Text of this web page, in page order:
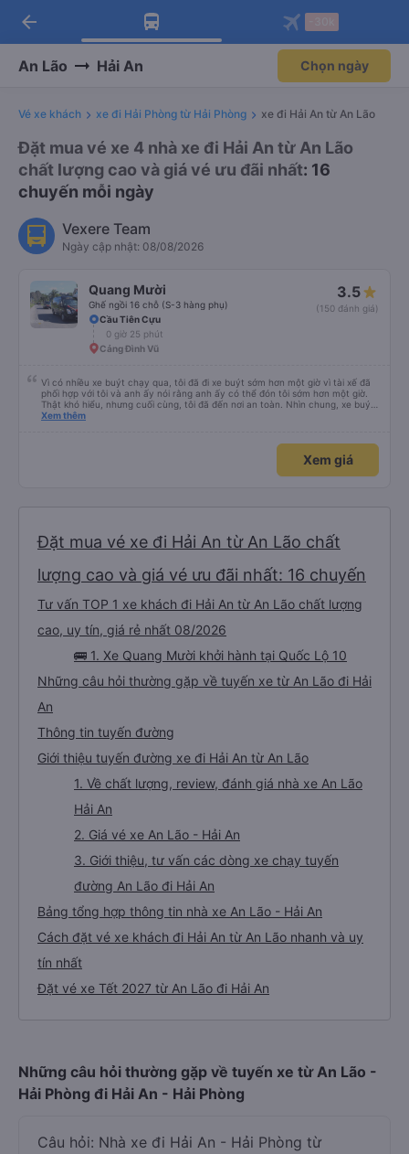
Tải app Vexere ngay!
Nhận ưu đãi thành viên độc
Mở app
Tải app Vexere
-30k/ghế khi đặt vé máy bay qua
Mở app
arrow_back
An Lão Hải An Chọn ngày
Vé xe khách xe đi Hải Phòng từ Hải Phòng xe đi Hải An từ An Lão
Đặt mua vé xe 4 nhà xe đi Hải An từ An Lão
chất lượng cao và giá vé ưu đãi nhất: 16
chuyến mỗi ngày
Vexere Team
Ngày cập nhật: 08/08/2026
Quang Mười
Ghế ngồi 16 chỗ (S-3 hàng phụ)
3.5
(150 đánh giá)
Cầu Tiên Cựu
0 giờ 25 phút
Cảng Đình Vũ
Vì có nhiều xe buýt chạy qua, tôi đã đi xe buýt sớm hơn một giờ vì tài xế đã
phối hợp với tôi và anh ấy nói rằng anh ấy có thể đón tôi sớm hơn một giờ.
Thật khó hiểu, nhưng cuối cùng, tôi đã đến nơi an toàn. Nhìn chung, xe buýt
tốt và tài xế rất hữu ích
Xem thêm
Xem giá
Đặt mua vé xe đi Hải An từ An Lão chất
lượng cao và giá vé ưu đãi nhất: 16 chuyến
Tư vấn TOP 1 xe khách đi Hải An từ An Lão chất lượng
cao, uy tín, giá rẻ nhất 08/2026
🚌 1. Xe Quang Mười khởi hành tại Quốc Lộ 10
Những câu hỏi thường gặp về tuyến xe từ An Lão đi Hải
An
Thông tin tuyến đường
Giới thiệu tuyến đường xe đi Hải An từ An Lão
1. Về chất lượng, review, đánh giá nhà xe An Lão
Hải An
2. Giá vé xe An Lão - Hải An
3. Giới thiệu, tư vấn các dòng xe chạy tuyến
đường An Lão đi Hải An
Bảng tổng hợp thông tin nhà xe An Lão - Hải An
Cách đặt vé xe khách đi Hải An từ An Lão nhanh và uy
tín nhất
Đặt vé xe Tết 2027 từ An Lão đi Hải An
Những câu hỏi thường gặp về tuyến xe từ An Lão -
Hải Phòng đi Hải An - Hải Phòng
Câu hỏi: Nhà xe đi Hải An - Hải Phòng từ